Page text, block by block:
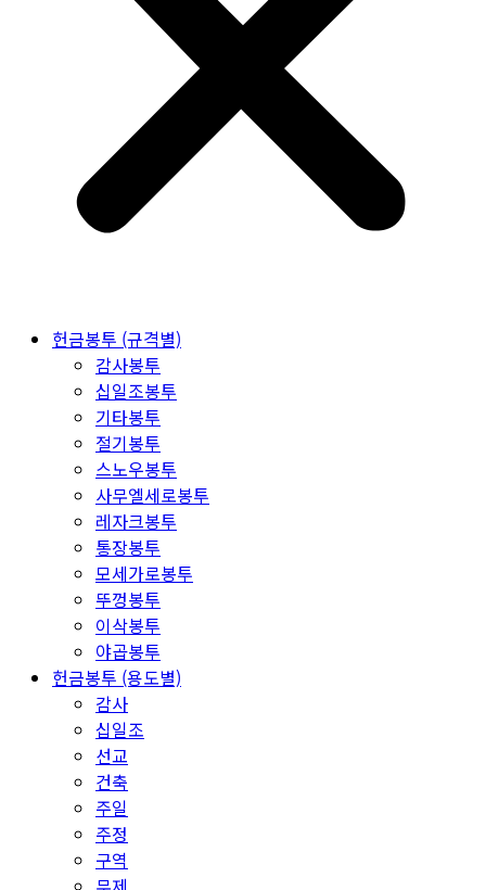
헌금봉투 (규격별)
감사봉투
십일조봉투
기타봉투
절기봉투
스노우봉투
사무엘세로봉투
레자크봉투
통장봉투
모세가로봉투
뚜껑봉투
이삭봉투
야곱봉투
헌금봉투 (용도별)
감사
십일조
선교
건축
주일
주정
구역